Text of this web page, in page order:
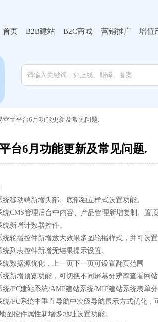
首页 B2B建站 B2C商城 营销推广 增值
营宝平台6月功能更新及常见问题.
台6月功能更新及常见问题.
移动端新增头部、底部独立样式设置功能。
CMS管理后台中内容、产品管理新增复制、置顶
新增计数器控件。
轮播控件新增放大效果多图轮播样式，并可设置
列表控件新增无结果提示设置。
统数据源优化，上一页下一页可设置翻页范围
新增预览功能，可切换不同屏幕分辨率查看网站
/PC建站系统/AMP建站系统/MIP建站系统表单
/PC系统中垂直导航中次级导航展示方式优化，
图控件属性新增多地址设置功能。